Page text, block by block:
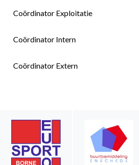
Coördinator Exploitatie
Coördinator Intern
Coördinator Extern